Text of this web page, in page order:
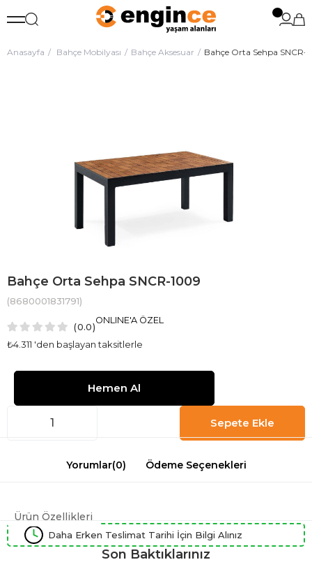
Anasayfa Bahçe Mobilyası Bahçe Aksesuar Bahçe Orta Sehpa SNCR-
Bahçe Orta Sehpa SNCR-1009
(8680001831791)
0.0
₺4.311 'den başlayan taksitlerle
ONLINE'A ÖZEL
Yorumlar(0) Ödeme Seçenekleri
Ürün Özellikleri
Daha Erken Teslimat Tarihi İçin Bilgi Alınız
Son Baktıklarınız